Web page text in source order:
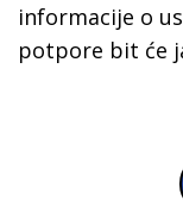
informacije o
potpore bit će